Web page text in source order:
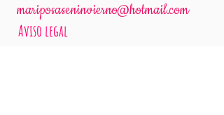
mariposaseninvierno@hotmail.com
Aviso legal